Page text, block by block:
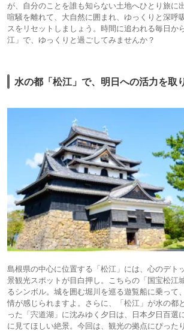
が、自分のことを誰も知らない土地へひとり旅に
喧騒を離れて、大自然に囲まれ、ゆっくりと深呼
スをリセットしましょう。時間に追われる毎日か
江」で、ゆっくりと過ごしてみませんか？
水の都「松江」で、明日への活力を取
島根県の中心に位置する「松江」には、心のデト
景観光スポットが目白押し。こちらの「国宝松江
るシンボル。城を囲む堀川を巡る遊覧船に乗って
情が感じられますよ。さらに、「松江」が水の都
った「宍道湖」に沈みゆく夕日は、日本夕日百選
に見てほしい絶景。今回は、観光の拠点にぴった